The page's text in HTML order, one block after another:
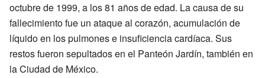
octubre de 1999, a los 81 años de edad. La causa de su
fallecimiento fue un ataque al corazón, acumulación de
líquido en los pulmones e insuficiencia cardíaca. Sus
restos fueron sepultados en el Panteón Jardín, también en
la Ciudad de México.